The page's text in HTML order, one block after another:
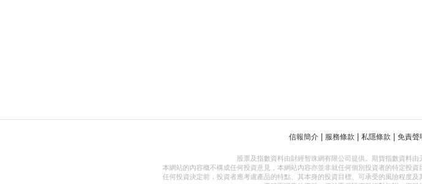
信報簡介 服務條款 私隱條款 免責聲
股票及指數資料由財經智珠網有限公司提供。期貨指數資料
本網站的內容概不構成任何投資意見，本網站內容亦並非就任何個別投資者的特定投
任何投資決定前，投資者應考慮產品的特點、其本身的投資目標、可承受的風險程度